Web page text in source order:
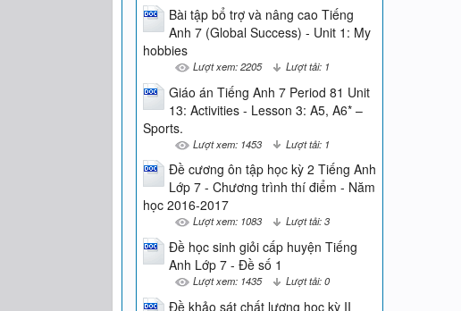
Bài tập bổ trợ và nâng cao Tiếng
Anh 7 (Global Success) - Unit 1: My
hobbies
Lượt xem: 2205 Lượt tải: 1
Giáo án Tiếng Anh 7 Period 81 Unit
13: Activities - Lesson 3: A5, A6* –
Sports.
Lượt xem: 1453 Lượt tải: 1
Đề cương ôn tập học kỳ 2 Tiếng Anh
Lớp 7 - Chương trình thí điểm - Năm
học 2016-2017
Lượt xem: 1083 Lượt tải: 3
Đề học sinh giỏi cấp huyện Tiếng
Anh Lớp 7 - Đề số 1
Lượt xem: 1435 Lượt tải: 0
Đề khảo sát chất lượng học kỳ II